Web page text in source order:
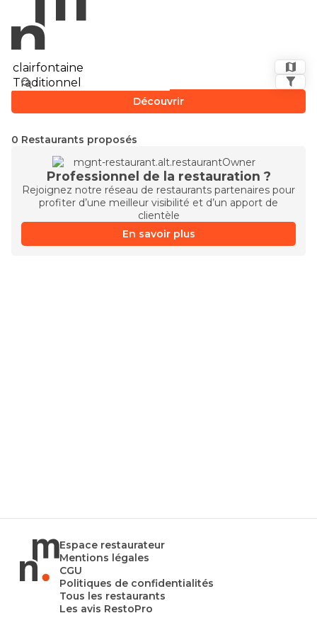
Découvrir
0 Restaurants proposés
Professionnel de la restauration ?
Rejoignez notre réseau de restaurants partenaires pour
profiter d’une meilleur visibilité et d’un apport de
clientèle
En savoir plus
Espace restaurateur
Mentions légales
CGU
Politiques de confidentialités
Tous les restaurants
Les avis RestoPro